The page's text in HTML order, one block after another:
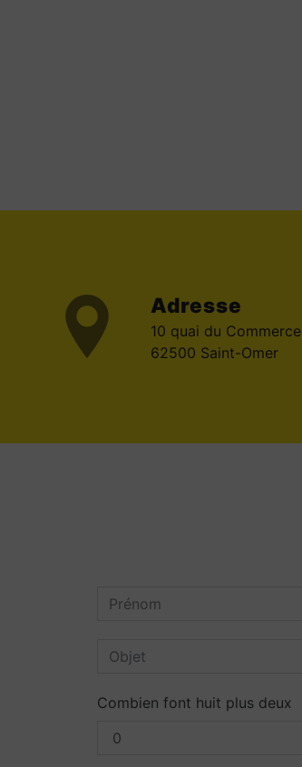
Adresse
10 quai du Commerce
62500 Saint-Omer
Combien font huit plus deux